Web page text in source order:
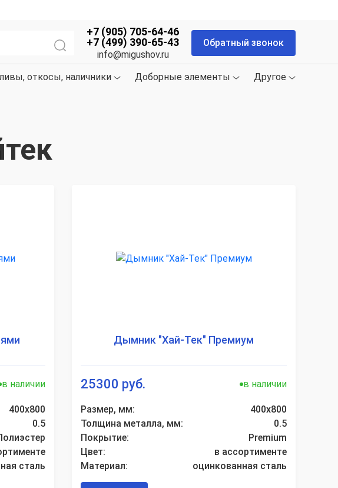
+7 (905) 705-64-46
+7 (499) 390-65-43
info@migushov.ru
Обратный звонок
откосы, наличники Доборные элементы Другое
в наличии
400х800
0.5
сталь
Дымник "Хай-Тек" Премиум
25300 руб. в наличии
Размер, мм:
400х800
Толщина металла, мм:
0.5
Покрытие:
Premium
Цвет:
в ассортименте
Материал:
оцинкованная сталь